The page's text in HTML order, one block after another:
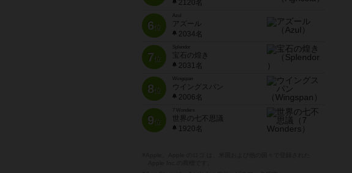
2120名
6位
Azul
アズール
2034名
7位
宝石の煌き
2031名
8位
Wingspan
ウイングスパン
2006名
9位
7 Wonders
世界の七不思議
1920名